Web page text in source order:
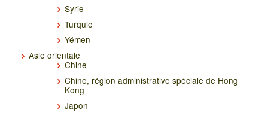
Syrie
Turquie
Yémen
Asie orientale
Chine
Chine, région administrative spéciale de Hong
Kong
Japon